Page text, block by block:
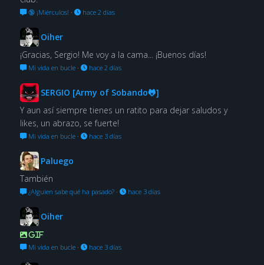
🔞 ¡Miérculos! · hace 2 días
Oiher
¡Gracias, Sergio! Me voy a la cama... ¡Buenos días!
Mi vida en bucle· hace 2 días
SERGIO [Army of Sobando🐸]
Y aun así siempre tienes un ratito para dejar saludos y
likes, un abrazo, se fuerte!
Mi vida en bucle· hace 3 días
Paluego
También
¿Alguien sabe qué ha pasado?· hace 3 días
Oiher
GIF
Mi vida en bucle· hace 3 días